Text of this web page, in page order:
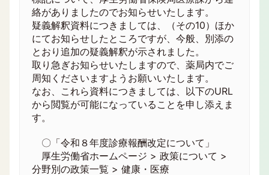
絡がありましたのでお知らせいたします。
疑義解釈資料につきましては、（その10）ほか
にてお知らせしたところですが、今般、別添の
とおり追加の疑義解釈が示されました。
取り急ぎお知らせいたしますので、薬局内でご
周知くださいますようお願いいたします。
なお、これら資料につきましては、以下のURL
から閲覧が可能になっていることを申し添えま
す。
〇「令和８年度診療報酬改定について」
厚生労働省ホームページ > 政策について >
分野別の政策一覧 > 健康・医療